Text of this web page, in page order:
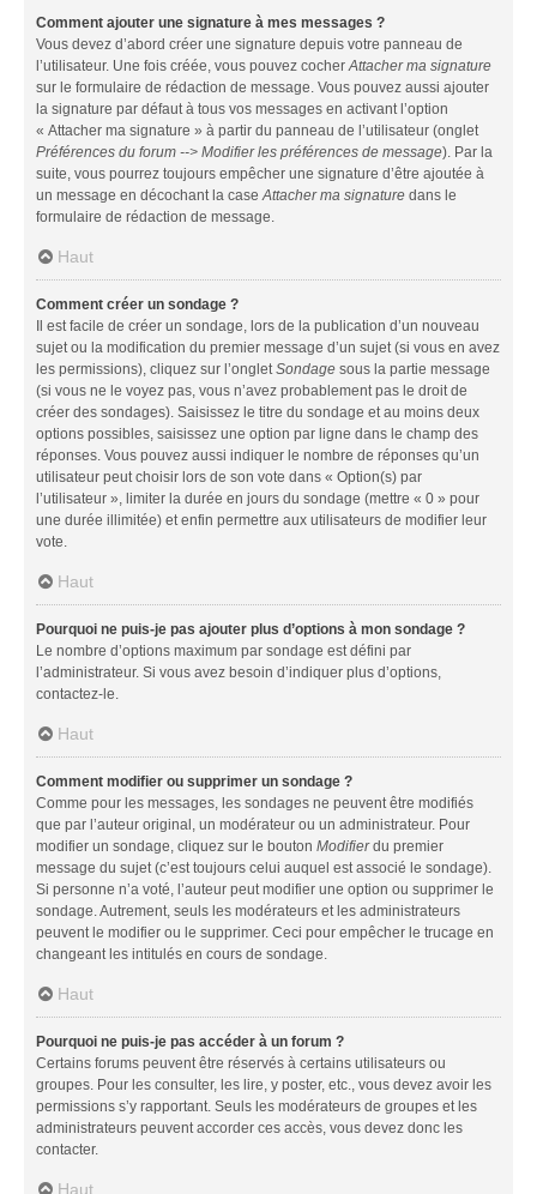
Comment ajouter une signature à mes messages ?
Vous devez d’abord créer une signature depuis votre panneau de
l’utilisateur. Une fois créée, vous pouvez cocherAttacher ma signature
sur le formulaire de rédaction de message. Vous pouvez aussi ajouter
la signature par défaut à tous vos messages en activant l’option
« Attacher ma signature » à partir du panneau de l’utilisateur (onglet
Préférences du forum --> Modifier les préférences de message). Par la
suite, vous pourrez toujours empêcher une signature d’être ajoutée à
un message en décochant la caseAttacher ma signature dans le
formulaire de rédaction de message.
Haut
Comment créer un sondage ?
Il est facile de créer un sondage, lors de la publication d’un nouveau
sujet ou la modification du premier message d’un sujet (si vous en avez
les permissions), cliquez sur l’ongletSondage sous la partie message
(si vous ne le voyez pas, vous n’avez probablement pas le droit de
créer des sondages). Saisissez le titre du sondage et au moins deux
options possibles, saisissez une option par ligne dans le champ des
réponses. Vous pouvez aussi indiquer le nombre de réponses qu’un
utilisateur peut choisir lors de son vote dans « Option(s) par
l’utilisateur », limiter la durée en jours du sondage (mettre « 0 » pour
une durée illimitée) et enfin permettre aux utilisateurs de modifier leur
vote.
Haut
Pourquoi ne puis-je pas ajouter plus d’options à mon sondage ?
Le nombre d’options maximum par sondage est défini par
l’administrateur. Si vous avez besoin d’indiquer plus d’options,
contactez-le.
Haut
Comment modifier ou supprimer un sondage ?
Comme pour les messages, les sondages ne peuvent être modifiés
que par l’auteur original, un modérateur ou un administrateur. Pour
modifier un sondage, cliquez sur le bouton Modifierdu premier
message du sujet (c’est toujours celui auquel est associé le sondage).
Si personne n’a voté, l’auteur peut modifier une option ou supprimer le
sondage. Autrement, seuls les modérateurs et les administrateurs
peuvent le modifier ou le supprimer. Ceci pour empêcher le trucage en
changeant les intitulés en cours de sondage.
Haut
Pourquoi ne puis-je pas accéder à un forum ?
Certains forums peuvent être réservés à certains utilisateurs ou
groupes. Pour les consulter, les lire, y poster, etc., vous devez avoir les
permissions s’y rapportant. Seuls les modérateurs de groupes et les
administrateurs peuvent accorder ces accès, vous devez donc les
contacter.
Haut